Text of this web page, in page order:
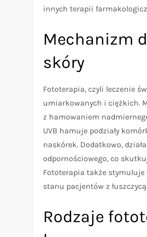
innych terapii
Mechanizm
skóry
Fototerapia, czyli leczenie
umiarkowanych i ciężkich.
z hamowaniem
UVB hamuje podziały
naskórek. Dodatkowo,
odpornościowego, co
Fototerapia także stymuluje
stanu pacjentów z łuszczycą.
Rodzaje